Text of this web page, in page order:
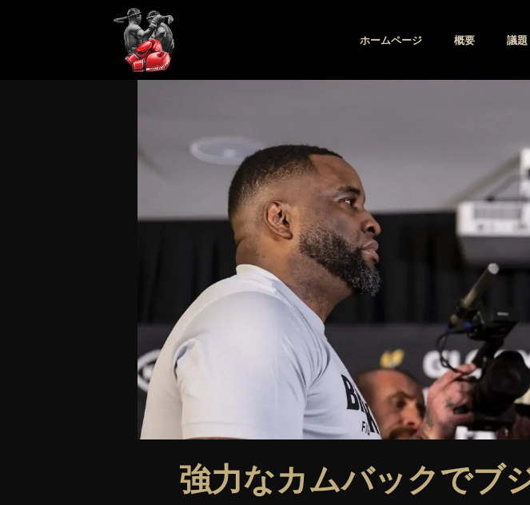
ホームページ 概要 議題
強力なカムバックでブ